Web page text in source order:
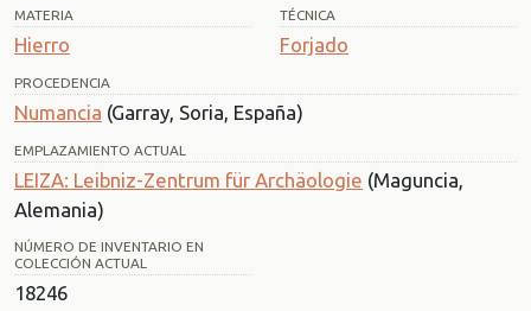
MATERIA
Hierro
TÉCNICA
Forjado
PROCEDENCIA
Numancia (Garray, Soria, España)
EMPLAZAMIENTO ACTUAL
LEIZA: Leibniz-Zentrum für Archäologie (Maguncia,
Alemania)
NÚMERO DE INVENTARIO EN
COLECCIÓN ACTUAL
18246